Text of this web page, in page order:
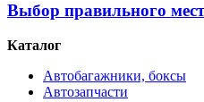
Выбор правильного
Каталог
Автобагажники, боксы
Автозапчасти